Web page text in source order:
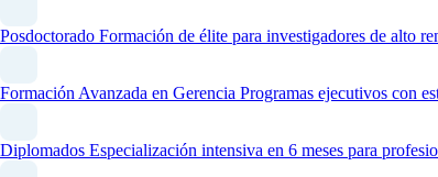
Posdoctorado Formación de élite para investigadores de alto
Formación Avanzada en Gerencia Programas ejecutivos con
Diplomados Especialización intensiva en 6 meses para